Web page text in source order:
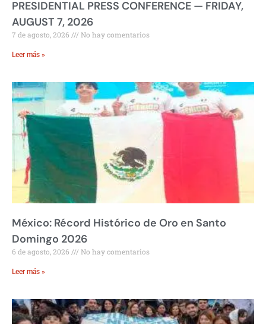
PRESIDENTIAL PRESS CONFERENCE — FRIDAY,
AUGUST 7, 2026
7 de agosto, 2026 No hay comentarios
Leer más »
México: Récord Histórico de Oro en Santo
Domingo 2026
6 de agosto, 2026 No hay comentarios
Leer más »